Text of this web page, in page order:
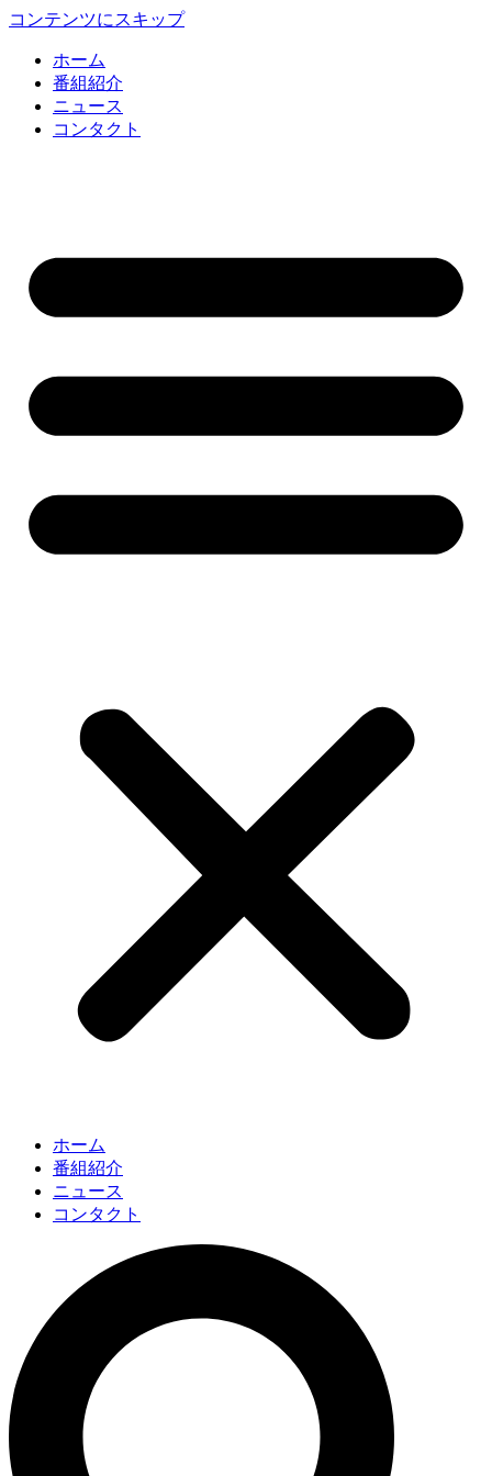
コンテンツにスキップ
ホーム
番組紹介
ニュース
コンタクト
ホーム
番組紹介
ニュース
コンタクト